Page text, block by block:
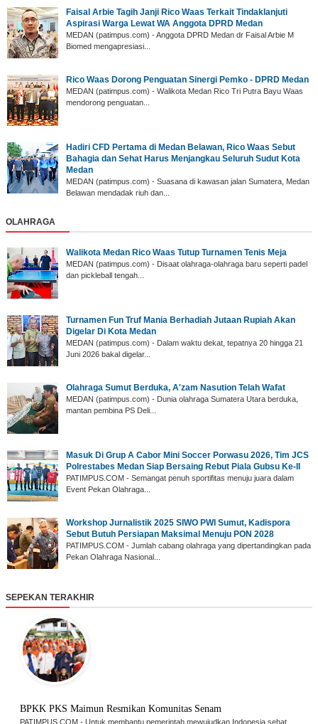
Faisal Arbie Tagih Janji Rico Waas Terkait Tindaklanjuti
Aspirasi Warga Lewat WA Anggota DPRD Medan
MEDAN (patimpus.com) - Anggota DPRD Medan dr Faisal Arbie M
Biomed mengapresiasi...
Rico Waas Dorong Penguatan Sinergi Pemko - DPRD Medan
MEDAN (patimpus.com) - Walikota Medan Rico Tri Putra Bayu Waas
mendorong penguatan...
Hadiri CFD Pertama di Medan Belawan, Rico Waas Sebut
Bahagia dan Sehat Harus Menjangkau Seluruh Sudut Kota
Medan
MEDAN (patimpus.com) - Suasana di kawasan jalan Sumatera, Medan
Belawan mendadak riuh dan...
OLAHRAGA
Walikota Medan Rico Waas Tutup Turnamen Tenis Meja
MEDAN (patimpus.com) - Disaat olahraga-olahraga baru seperti padel
dan pickleball tengah...
‎Turnamen Fun Truf Mania Berhadiah Jutaan Rupiah Akan
Digelar Di Kota Medan
‎MEDAN (patimpus.com) - Dalam waktu dekat, tepatnya 20 hingga 21
Juni 2026 bakal digelar...
Olahraga Sumut Berduka, A'zam Nasution Telah Wafat
‎MEDAN (patimpus.com) - Dunia olahraga Sumatera Utara berduka,
mantan pembina PS Deli...
‎Masuk Di Grup A Cabor Mini Soccer Porwasu 2026, Tim JCS
Polrestabes Medan Siap Bersaing Rebut Piala Gubsu Ke-II
‎PATIMPUS.COM - Semangat penuh sportifitas menuju juara dalam
Event Pekan Olahraga...
‎Workshop Jurnalistik 2025 SIWO PWI Sumut, Kadispora
Sebut Butuh Persiapan Maksimal Menuju PON 2028
‎PATIMPUS.COM - Jumlah cabang olahraga yang dipertandingkan pada
Pekan Olahraga Nasional...
SEPEKAN TERAKHIR
BPKK PKS Maimun Resmikan Komunitas Senam
PATIMPUS.COM - Untuk membantu pemerintah mewujudkan Indonesia sehat,